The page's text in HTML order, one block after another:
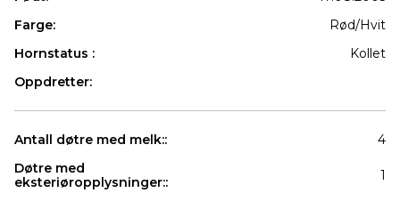
Farge:
Rød/Hvit
Hornstatus :
Kollet
Oppdretter:
Antall døtre med melk::
4
Døtre med
eksteriøropplysninger::
1